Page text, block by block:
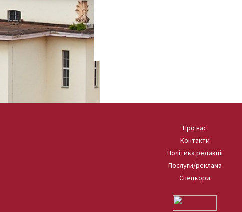
Про нас
Контакти
Політика редакції
Послуги/реклама
Спецкори